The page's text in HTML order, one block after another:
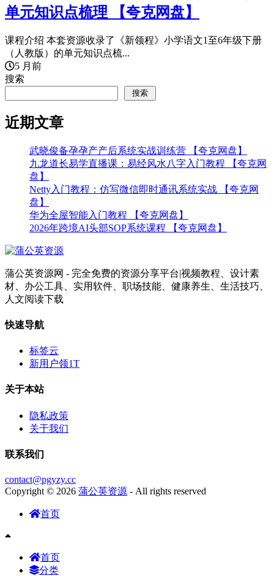
单元知识点梳理 【夸克网盘】
课程介绍 本套资源收录了《新领程》小学语文1至6年级下册
（人教版）的单元知识点梳...
5 月前
搜索
搜索
近期文章
武晓俊备孕孕产产后系统实战训练营 【夸克网盘】
九龙道长易学直播课：易经风水八字入门教程 【夸克网
盘】
Netty入门教程：仿写微信即时通讯系统实战 【夸克网
盘】
华为全屋智能入门教程 【夸克网盘】
2026年跨境AI头部SOP系统课程 【夸克网盘】
蒲公英资源网 - 完全免费的资源分享平台|视频教程、设计素
材、办公工具、实用软件、职场技能、健康养生、生活技巧、
人文阅读下载
快速导航
标签云
新用户领1T
关于本站
隐私政策
关于我们
联系我们
contact@pgyzy.cc
Copyright © 2026 蒲公英资源 - All rights reserved
首页
首页
分类